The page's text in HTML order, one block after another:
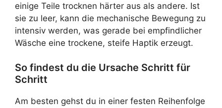
einige Teile trocknen härter aus als andere. Ist
sie zu leer, kann die mechanische Bewegung zu
intensiv werden, was gerade bei empfindlicher
Wäsche eine trockene, steife Haptik erzeugt.
So findest du die Ursache Schritt für
Schritt
Am besten gehst du in einer festen Reihenfolge